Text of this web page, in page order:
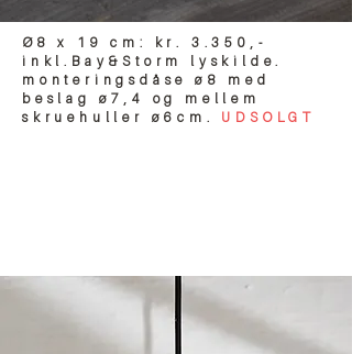
Ø8 x 19 cm: kr. 3.350,-
inkl.Bay&Storm lyskilde.
monteringsdåse ø8 med
beslag ø7,4 og mellem
skruehuller ø6cm. UDSOLGT